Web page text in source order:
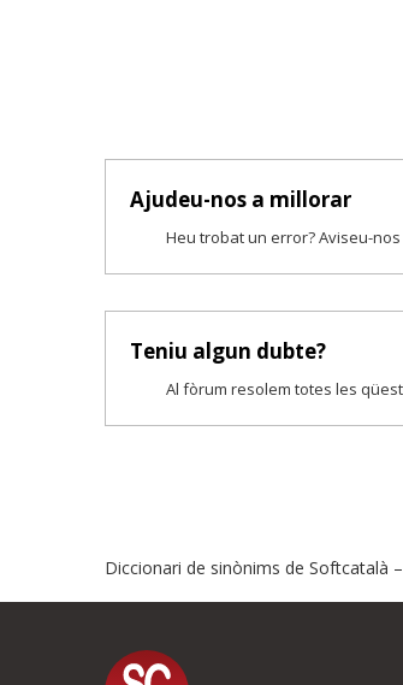
Ajudeu-nos a millorar
Heu trobat un error? Aviseu-
Teniu algun dubte?
Al fòrum resolem totes les
Proposeu-nos
Diccionari de sinònims de Softcatalà –